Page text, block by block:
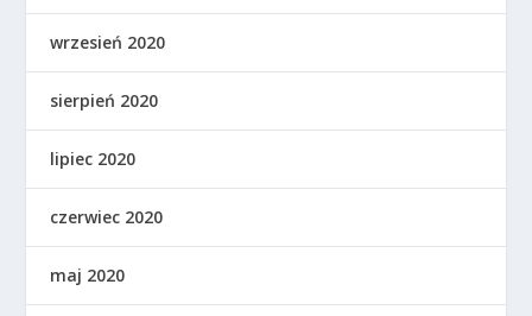
wrzesień 2020
sierpień 2020
lipiec 2020
czerwiec 2020
maj 2020